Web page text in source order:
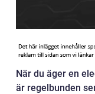
När du äger en
är regelbunden